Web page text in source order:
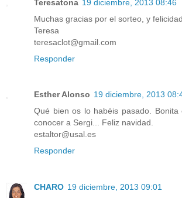
Teresatona 19 diciembre, 2013 08:46
Muchas gracias por el sorteo, y
Teresa
teresaclot@gmail.com
Responder
Esther Alonso 19 diciembre, 2013
Qué bien os lo habéis pasado. Bonita
conocer a Sergi... Feliz navidad.
estaltor@usal.es
Responder
CHARO 19 diciembre, 2013 09:01